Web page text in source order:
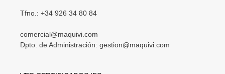
Tfno.: +34 926 34 80 84
comercial@maquivi.com
Dpto. de Administración: gestion@maquivi.com